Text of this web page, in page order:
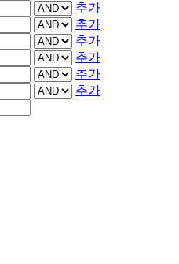
추가
추가
추가
추가
추가
추가